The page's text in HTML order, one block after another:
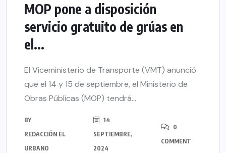
MOP pone a disposición
servicio gratuito de grúas en
el...
El Viceministerio de Transporte (VMT) anunció
que el 14 y 15 de septiembre, el Ministerio de
Obras Públicas (MOP) tendrá...
BY
REDACCIÓN EL
URBANO
14
SEPTIEMBRE,
2024
0
COMMENT